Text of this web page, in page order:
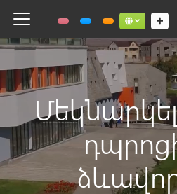
Toggle navigation